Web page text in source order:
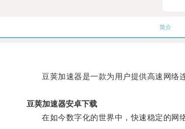
简介
豆荚加速器是一款为用户提供高速网络连
豆荚加速器安卓下载
在如今数字化的世界中，快速稳定的网络